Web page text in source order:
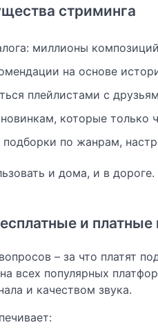
стриминга
миллионы
на основе
плейлистами с
которые только
подборки по жанрам,
и дома, и в
и
– за что платят
всех популярных
и качеством звука.